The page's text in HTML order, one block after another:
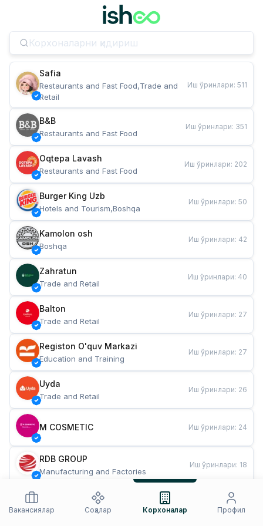
Safia
Restaurants and Fast Food,Trade and
Retail
Иш ўринлари: 511
B&B
Restaurants and Fast Food
Иш ўринлари: 351
Oqtepa Lavash
Restaurants and Fast Food
Иш ўринлари: 202
Burger King Uzb
Hotels and Tourism,Boshqa
Иш ўринлари: 50
Kamolon osh
Boshqa
Иш ўринлари: 42
Zahratun
Trade and Retail
Иш ўринлари: 40
Balton
Trade and Retail
Иш ўринлари: 27
Registon O'quv Markazi
Education and Training
Иш ўринлари: 27
Uyda
Trade and Retail
Иш ўринлари: 26
M COSMETIC Иш ўринлари: 24
RDB GROUP
Manufacturing and Factories
Иш ўринлари: 18
Restaurants and Fast Food
Иш ўринлари
Вакансиялар
Соҳалар Корхоналар Профил